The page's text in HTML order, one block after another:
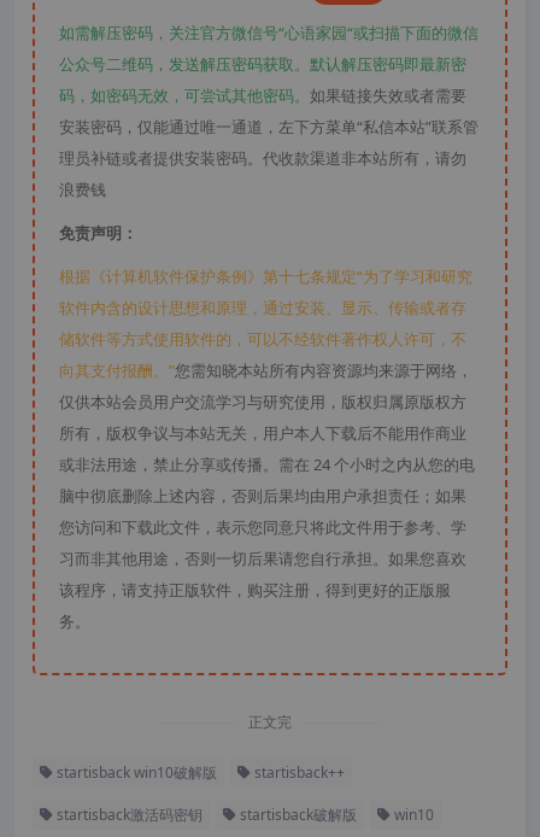
如需解压密码，关注官方微信号“心语家园“或扫描下面的微信
公众号二维码，发送解压密码获取。默认解压密码即最新密
码，如密码无效，可尝试其他密码。 如果链接失效或者需要
安装密码，仅能通过唯一通道，左下方菜单“私信本站”联系管
理员补链或者提供安装密码。代收款渠道非本站所有，请勿
浪费钱
免责声明：
根据《计算机软件保护条例》第十七条规定“为了学习和研究
软件内含的设计思想和原理，通过安装、显示、传输或者存
储软件等方式使用软件的，可以不经软件著作权人许可，不
向其支付报酬。”您需知晓本站所有内容资源均来源于网络，
仅供本站会员用户交流学习与研究使用，版权归属原版权方
所有，版权争议与本站无关，用户本人下载后不能用作商业
或非法用途，禁止分享或传播。需在 24 个小时之内从您的电
脑中彻底删除上述内容，否则后果均由用户承担责任；如果
您访问和下载此文件，表示您同意只将此文件用于参考、学
习而非其他用途，否则一切后果请您自行承担。如果您喜欢
该程序，请支持正版软件，购买注册，得到更好的正版服
务。
正文完
startisback win10破解版 startisback++
startisback激活码密钥 startisback破解版 win10